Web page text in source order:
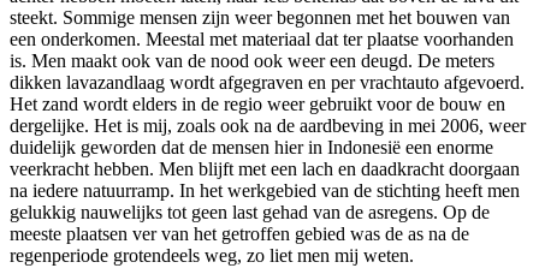
steekt. Sommige mensen zijn weer begonnen met het bouwen van
een onderkomen. Meestal met materiaal dat ter plaatse voorhanden
is. Men maakt ook van de nood ook weer een deugd. De meters
dikken lavazandlaag wordt afgegraven en per vrachtauto afgevoerd.
Het zand wordt elders in de regio weer gebruikt voor de bouw en
dergelijke. Het is mij, zoals ook na de aardbeving in mei 2006, weer
duidelijk geworden dat de mensen hier in Indonesië een enorme
veerkracht hebben. Men blijft met een lach en daadkracht doorgaan
na iedere natuurramp. In het werkgebied van de stichting heeft men
gelukkig nauwelijks tot geen last gehad van de asregens. Op de
meeste plaatsen ver van het getroffen gebied was de as na de
regenperiode grotendeels weg, zo liet men mij weten.